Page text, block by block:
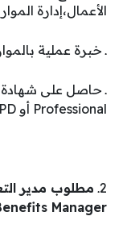
الأعمال،إدارة
ـ خبرة عملية بالموارد البشرية 5
Professional أو CIPD.
2ـمطلوب مدير
Manager